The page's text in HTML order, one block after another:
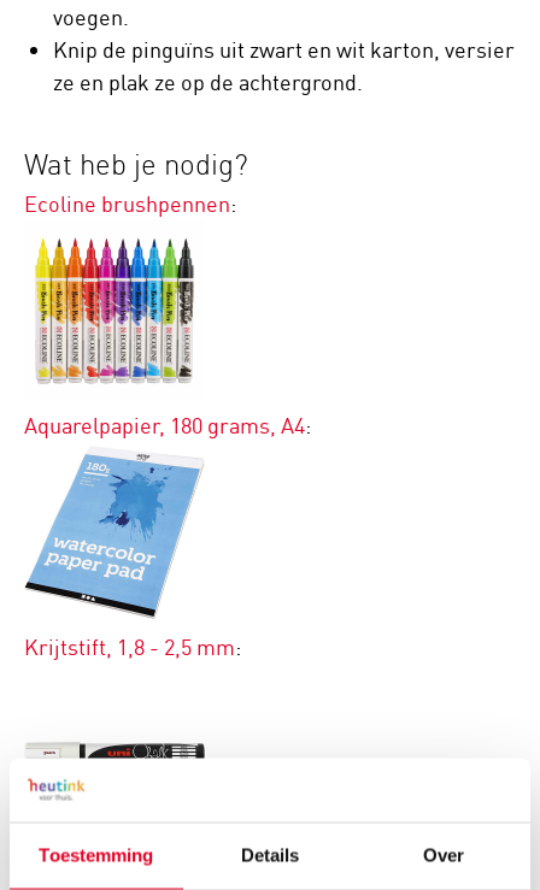
Toestemming Details Over
voegen.
Knip de pinguïns uit zwart en wit karton, versier
ze en plak ze op de achtergrond.
Wat heb je nodig?​
Ecoline brushpennen:
Aquarelpapier, 180 grams, A4:
Krijtstift, 1,8 - 2,5 mm:
Zwart en wit karton, 160 grams, A4